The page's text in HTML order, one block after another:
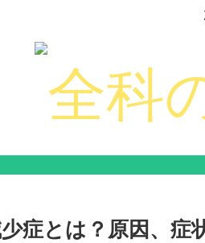
症とは？原因、症